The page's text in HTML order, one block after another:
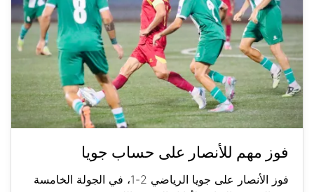
فوز مهم للأنصار على حساب جويا
فوز الأنصار على جويا الرياضي 2-1، في الجولة الخامسة